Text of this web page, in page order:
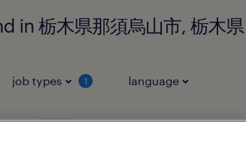
in 栃木県那須烏山市, 栃木県
job types 1 language